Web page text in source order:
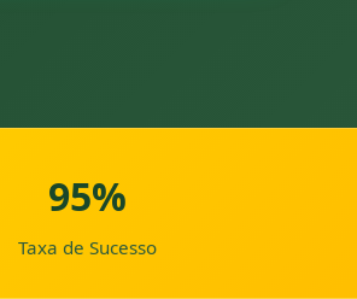
95%
Taxa de Sucesso